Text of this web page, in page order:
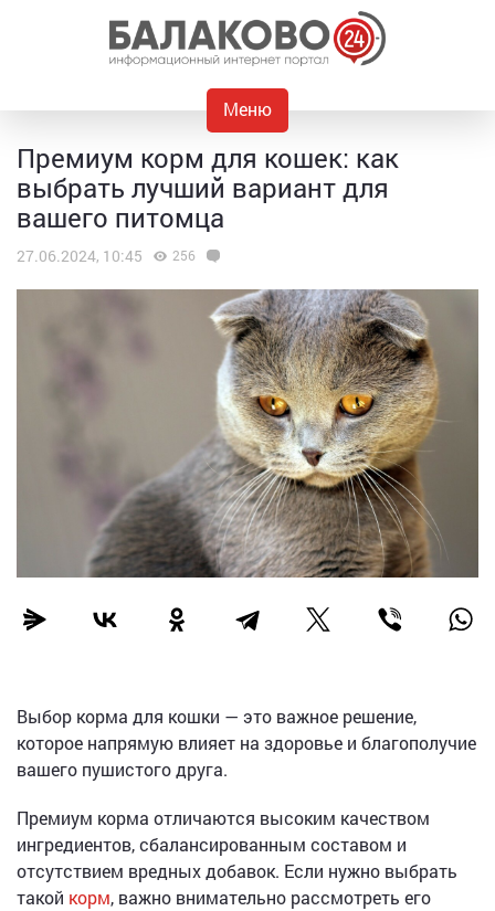
Меню
Премиум корм для кошек: как
выбрать лучший вариант для
вашего питомца
27.06.2024, 10:45 256
Выбор корма для кошки — это важное решение,
которое напрямую влияет на здоровье и благополучие
вашего пушистого друга.
Премиум корма отличаются высоким качеством
ингредиентов, сбалансированным составом и
отсутствием вредных добавок. Если нужно выбрать
такой корм, важно внимательно рассмотреть его